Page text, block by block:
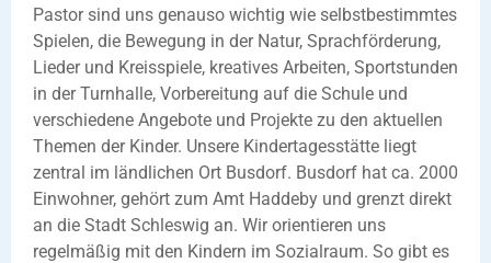
Pastor sind uns genauso wichtig wie selbstbestimmtes
Spielen, die Bewegung in der Natur, Sprachförderung,
Lieder und Kreisspiele, kreatives Arbeiten, Sportstunden
in der Turnhalle, Vorbereitung auf die Schule und
verschiedene Angebote und Projekte zu den aktuellen
Themen der Kinder. Unsere Kindertagesstätte liegt
zentral im ländlichen Ort Busdorf. Busdorf hat ca. 2000
Einwohner, gehört zum Amt Haddeby und grenzt direkt
an die Stadt Schleswig an. Wir orientieren uns
regelmäßig mit den Kindern im Sozialraum. So gibt es